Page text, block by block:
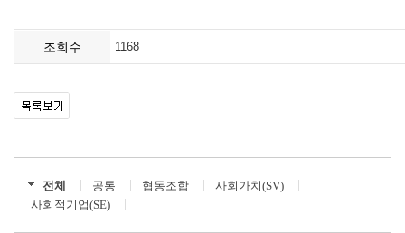
조회수 1168
전체 공통 협동조합
사회가치(SV)
사회적기업(SE)